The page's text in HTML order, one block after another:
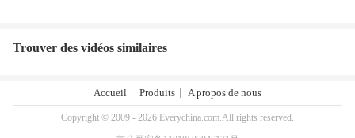
soient respectées.
Trouver des vidéos similaires
Accueil Produits A propos de nous
Copyright © 2009 - 2026 Everychina.com.All rights reserved.